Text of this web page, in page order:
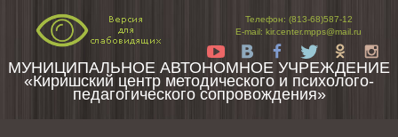
Телефон: (813-68)587-12
E-mail: kir.center.mpps@mail.ru
Yt
Tw
МУНИЦИПАЛЬНОЕ АВТОНОМНОЕ УЧРЕЖДЕНИЕ
«Киришский центр методического и психолого-
педагогического сопровождения»